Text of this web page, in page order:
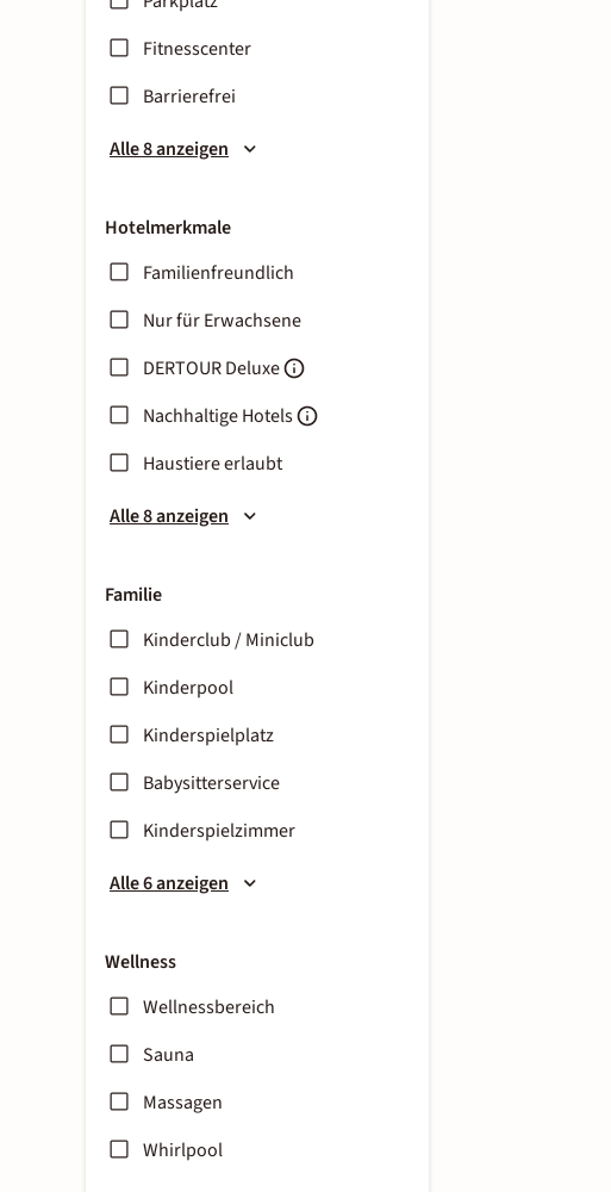
Fitnesscenter
Barrierefrei
Alle 8 anzeigen
Hotelmerkmale
Familienfreundlich
Nur für Erwachsene
DERTOUR Deluxe
Nachhaltige Hotels
Haustiere erlaubt
Alle 8 anzeigen
Familie
Kinderclub / Miniclub
Kinderpool
Kinderspielplatz
Babysitterservice
Kinderspielzimmer
Alle 6 anzeigen
Wellness
Wellnessbereich
Sauna
Massagen
Whirlpool